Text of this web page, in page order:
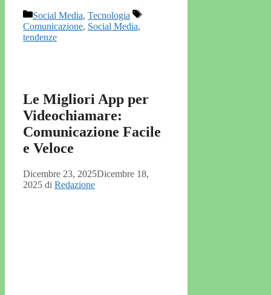
Categorie
Social Media, Tecnologia
Tag
Comunicazione, Social Media,
tendenze
Le Migliori App per
Videochiamare:
Comunicazione Facile
e Veloce
Dicembre 23, 2025Dicembre 18,
2025 di Redazione